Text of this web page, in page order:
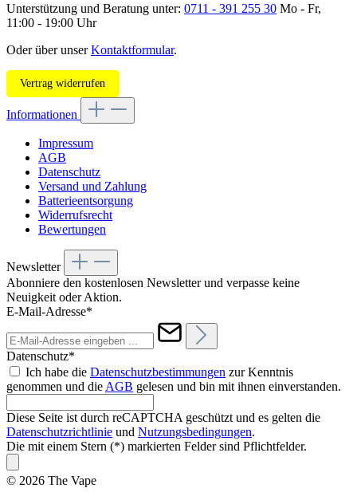
Unterstützung und Beratung unter: 0711 - 391 255 30 Mo - Fr,
11:00 - 19:00 Uhr
Oder über unserKontaktformular.
Vertrag widerrufen
Informationen
Impressum
AGB
Datenschutz
Versand und Zahlung
Batterieentsorgung
Widerrufsrecht
Bewertungen
Newsletter
Abonniere den kostenlosen Newsletter und verpasse keine
Neuigkeit oder Aktion.
E-Mail-Adresse*
Datenschutz*
Ich habe die Datenschutzbestimmungen zur Kenntnis
genommen und die AGB gelesen und bin mit ihnen einverstanden.
Diese Seite ist durch reCAPTCHA geschützt und es gelten die
Datenschutzrichtlinie und Nutzungsbedingungen.
Die mit einem Stern (*) markierten Felder sind Pflichtfelder.
© 2026 The Vape